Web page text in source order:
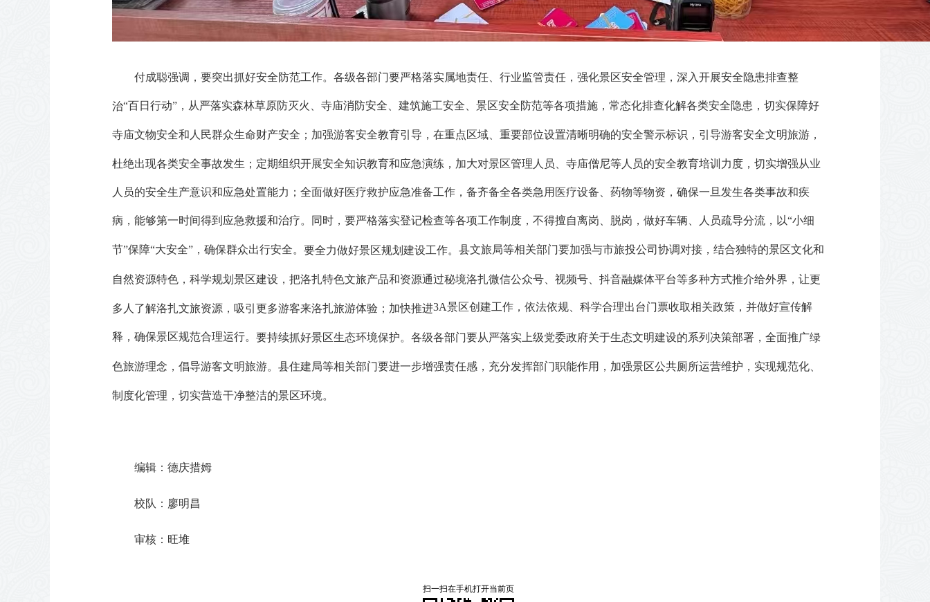
付成聪强调， 要突出抓好安全防范工作。 各级各部门要严格落实属地责任、行业监管责任，强化景区安全管理，深入开展安全隐患排查整
治“百日行动”，从严落实森林草原防灭火、寺庙消防安全、建筑施工安全、景区安全防范等各项措施，常态化排查化解各类安全隐患，切实保障好
寺庙文物安全和人民群众生命财产安全；加强游客安全教育引导，在重点区域、重要部位设置清晰明确的安全警示标识，引导游客安全文明旅游，
杜绝出现各类安全事故发生；定期组织开展安全知识教育和应急演练，加大对景区管理人员、寺庙僧尼等人员的安全教育培训力度，切实增强从业
人员的安全生产意识和应急处置能力；全面做好医疗救护应急准备工作，备齐备全各类急用医疗设备、药物等物资，确保一旦发生各类事故和疾
病，能够第一时间得到应急救援和治疗。同时，要严格落实登记检查等各项工作制度，不得擅自离岗、脱岗，做好车辆、人员疏导分流，以“小细
节”保障“大安全”，确保群众出行安全。 要全力做好景区规划建设工作。 县文旅局等相关部门要加强与市旅投公司协调对接，结合独特的景区文化和
自然资源特色，科学规划景区建设，把洛扎特色文旅产品和资源通过秘境洛扎微信公众号、视频号、抖音融媒体平台等多种方式推介给外界，让更
多人了解洛扎文旅资源，吸引更多游客来洛扎旅游体验；加快推进3A景区创建工作，依法依规、科学合理出台门票收取相关政策，并做好宣传解
释，确保景区规范合理运行。 要持续抓好景区生态环境保护。 各级各部门要从严落实 上级党委政府关于生态文明建设的系列决策部署 ，全面推广绿
色旅游理念，倡导游客文明旅游。县住建局等相关部门要进一步增强责任感，充分发挥部门职能作用，加强景区公共厕所运营维护，实现规范化、
制度化管理，切实营造干净整洁的景区环境。
编辑：德庆措姆
校队：廖明昌
审核：旺堆
扫一扫在手机打开当前页